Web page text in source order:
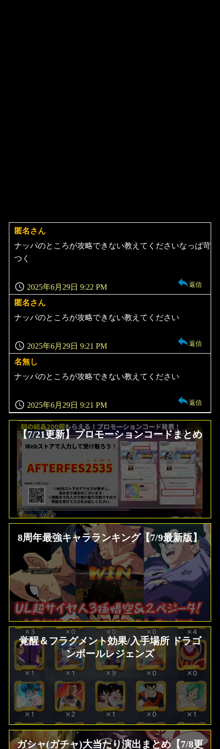
匿名さん
よ
り:
2025年6月29日 9:22 PM
ナッパのところが攻略できない教えてくださいなっぱ苛
つく
返信
匿名さん
よ
り:
2025年6月29日 9:21 PM
ナッパのところが攻略できない教えてください
返信
名無し
よ
り:
2025年6月29日 9:21 PM
ナッパのところが攻略できない教えてください
返信
【7/21更新】プロモーションコードまとめ
8周年最強キャラランキング【7/9最新版】
覚醒＆フラグメント効果/入手場所 ドラゴ
ンボールレジェンズ
ガシャ(ガチャ)大当たり演出まとめ【7/8更